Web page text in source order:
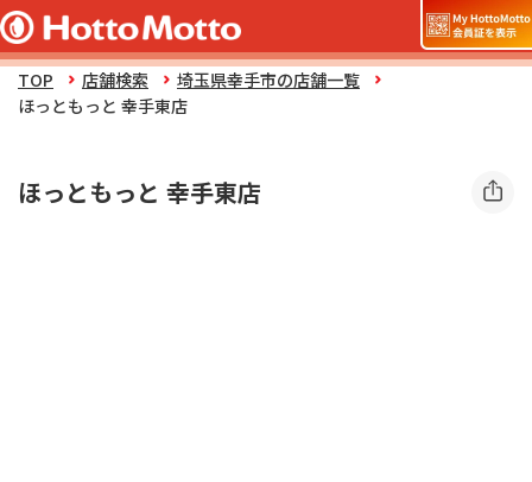
TOP 店舗検索
埼玉県幸手市の店舗一覧
ほっともっと 幸手東店
ほっともっと 幸手東店